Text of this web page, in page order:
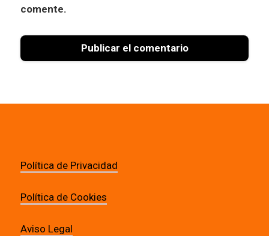
comente.
Política de Privacidad
Política de Cookies
Aviso Legal